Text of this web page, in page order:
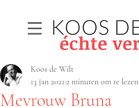
Mevrouw Bruna
Koos de Wilt
13 jan 2021 2 minuten om te lezen